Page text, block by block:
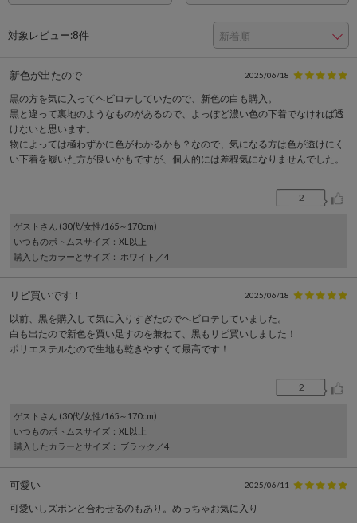
対象レビュー:8件
新色が出たので 2025/06/18
黒の方を気に入ってヘビロテしていたので、新色の白も購入。
黒と違って裏地のようなものがあるので、よっぽど濃い色の下着でなければ透
けないと思います。
物によっては極わずかに色がわかるかも？なので、気になる方は色が透けにく
い下着を履いた方が良いかもですが、個人的には差程気になりませんでした。
2
ゲスト さん (30代/女性/165～170cm)
いつものボトムスサイズ ：XL以上
購入したカラーとサイズ ： ホワイト／4
リピ買いです！ 2025/06/18
以前、黒を購入して気に入りすぎたのでヘビロテしていました。
白も出たので新色を買い足すのを兼ねて、黒もリピ買いしました！
ポリエステルなので生地も乾きやすくて最高です！
2
ゲスト さん (30代/女性/165～170cm)
いつものボトムスサイズ ：XL以上
購入したカラーとサイズ ： ブラック／4
可愛い 2025/06/11
可愛いしズボンと合わせるのもあり。めっちゃお気に入り